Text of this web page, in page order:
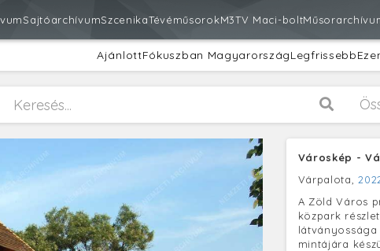
SajtóarchívumSzcenikaTévéműsorokM3TV Maci-bolt
AjánlottFókuszban MagyarországLegfrissebb
Városkép -
Várpalota,
A Zöld Város
közpark
mintájára